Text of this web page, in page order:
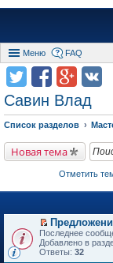
Меню FAQ
Савин Влад
Список разделов
Новая тема
Отметить
П
е
р
Последнее
Добавлено в
Ответы: 32